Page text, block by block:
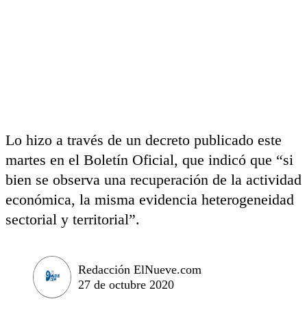
Lo hizo a través de un decreto publicado este
martes en el Boletín Oficial, que indicó que “si
bien se observa una recuperación de la actividad
económica, la misma evidencia heterogeneidad
sectorial y territorial”.
Redacción ElNueve.com
27 de octubre 2020